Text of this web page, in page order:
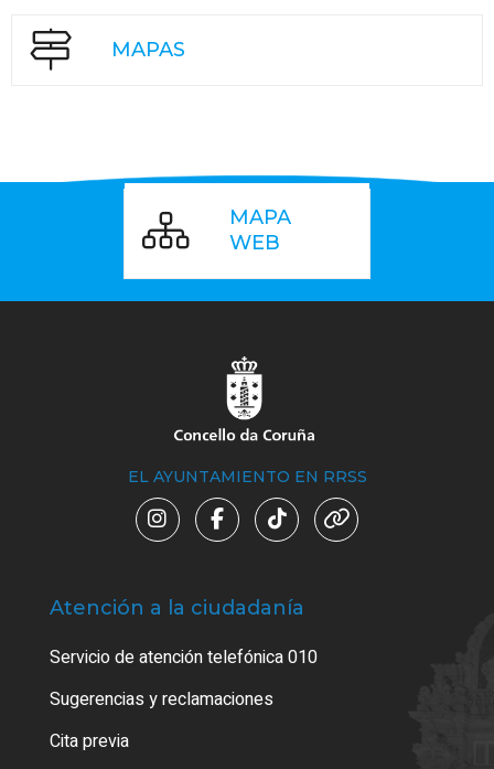
MAPAS
MAPA
WEB
EL AYUNTAMIENTO EN RRSS
Atención a la ciudadanía
Servicio de atención telefónica 010
Sugerencias y reclamaciones
Cita previa